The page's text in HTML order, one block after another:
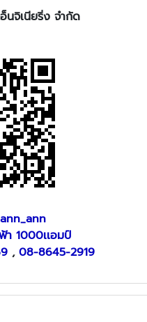
นจิเนียริ่ง จำกัด
า 1000เเอมป์
, 08-8645-2919